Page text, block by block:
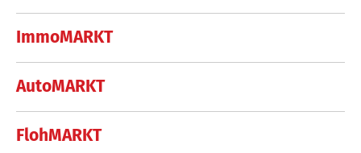
ImmoMARKT
AutoMARKT
FlohMARKT